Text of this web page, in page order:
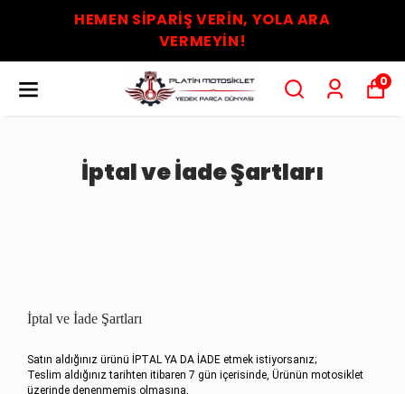
HEMEN SİPARİŞ VERİN, YOLA ARA
VERMEYİN!
0
İptal ve İade Şartları
İptal ve İade Şartları
Satın aldığınız ürünü İPTAL YA DA İADE etmek istiyorsanız;
Teslim aldığınız tarihten itibaren 7 gün içerisinde, Ürünün motosiklet
üzerinde denenmemiş olmasına,